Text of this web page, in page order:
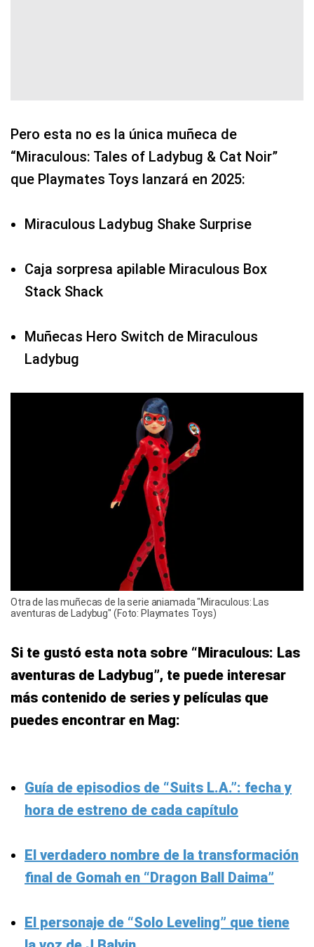
Pero esta no es la única muñeca de
“Miraculous: Tales of Ladybug & Cat Noir”
que Playmates Toys lanzará en 2025:
Miraculous Ladybug Shake Surprise
Caja sorpresa apilable Miraculous Box
Stack Shack
Muñecas Hero Switch de Miraculous
Ladybug
Otra de las muñecas de la serie aniamada "Miraculous: Las
aventuras de Ladybug" (Foto: Playmates Toys)
Si te gustó esta nota sobre “Miraculous: Las
aventuras de Ladybug”, te puede interesar
más contenido de series y películas que
puedes encontrar en Mag:
Guía de episodios de “Suits L.A.”: fecha y
hora de estreno de cada capítulo
El verdadero nombre de la transformación
final de Gomah en “Dragon Ball Daima”
El personaje de “Solo Leveling” que tiene